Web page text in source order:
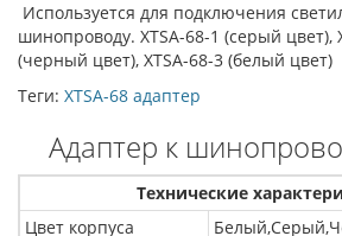
Используется для подключения
шинопроводу. XTSA-68-1 (серый цвет),
(черный цвет), XTSA-68-3 (белый цвет)
Теги: XTSA-68 адаптер
Адаптер к
Технические
Цвет корпуса